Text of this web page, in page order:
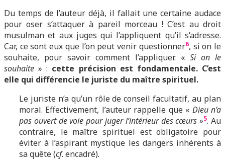
Du temps de l’auteur déjà, il fallait une certaine audace
pour oser s’attaquer à pareil morceau ! C’est au droit
musulman et aux juges qui l’appliquent qu’il s’adresse.
Car, ce sont eux que l’on peut venir questionner6, si on le
souhaite, pour savoir comment l’appliquer. « Si on le
souhaite » : cette précision est fondamentale. C’est
elle qui différencie le juriste du maître spirituel.
Le juriste n’a qu’un rôle de conseil facultatif, au plan
moral. Effectivement, l’auteur rappelle que « Dieu n’a
pas ouvert de voie pour juger l’intérieur des cœurs »5. Au
contraire, le maître spirituel est obligatoire pour
éviter à l’aspirant mystique les dangers inhérents à
sa quête (cf. encadré).